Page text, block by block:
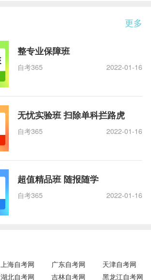
更多
整专业保障班
自考365 2022-01-16
无忧实验班 扫除单科拦路虎
自考365 2022-01-16
超值精品班 随报随学
自考365 2022-01-16
上海自考网 广东自考网
天津自考网
湖北自考网 吉林自考网 黑龙江自考网